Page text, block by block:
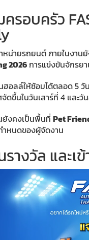
รอบครัว
หน่ายรถยนต์ ภายในงา
2026การแข่งขันจักรย
ฮอลล์ให้ซ้อมได้ตลอด 5 วั
ดขึ้นในวันเสาร์ที่ 4 และ
ยังคงเป็นพื้นที่ Pet
ำหนดของผู้จัดงาน
างวัล และเ